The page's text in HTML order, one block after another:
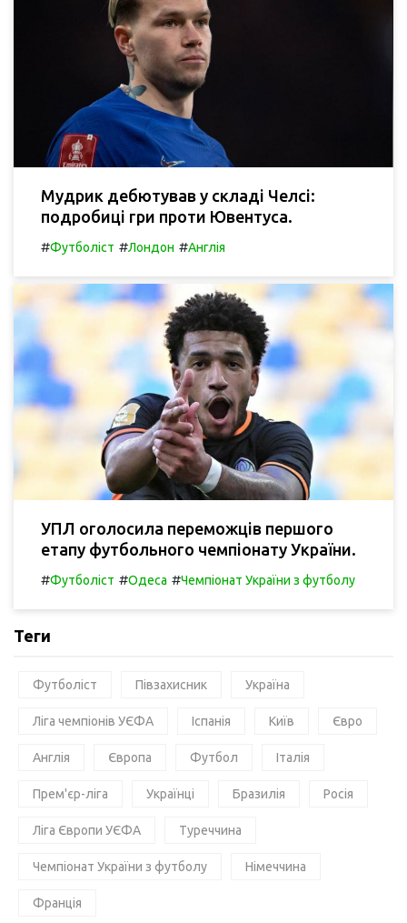
Мудрик дебютував у складі Челсі:
подробиці гри проти Ювентуса.
#Футболіст #Лондон #Англія
УПЛ оголосила переможців першого
етапу футбольного чемпіонату України.
#Футболіст #Одеса #Чемпіонат України з футболу
Теги
Футболіст Півзахисник Україна
Ліга чемпіонів УЄФА Іспанія Київ Євро
Англія Європа Футбол Італія
Прем'єр-ліга Українці Бразилія Росія
Ліга Європи УЄФА Туреччина
Чемпіонат України з футболу Німеччина
Франція